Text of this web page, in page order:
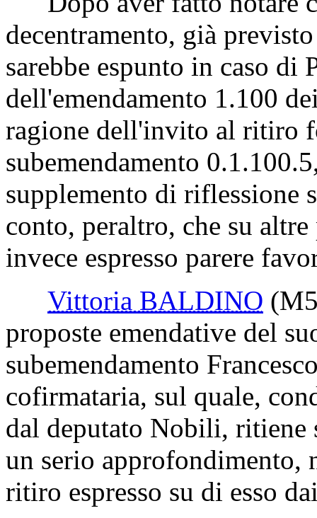
decentramento, già
sarebbe espunto in caso di
dell'emendamento 1.100
ragione dell'invito al ritiro
subemendamento
supplemento di riflessione
conto, peraltro, che su
invece espresso parere
Vittoria BALDINO
proposte emendative del
subemendamento
cofirmataria, sul quale,
dal deputato Nobili, ritiene
un serio approfondimento,
ritiro espresso su di esso